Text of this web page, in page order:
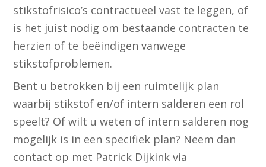
stikstofrisico’s contractueel vast te leggen, of
is het juist nodig om bestaande contracten te
herzien of te beëindigen vanwege
stikstofproblemen.
Bent u betrokken bij een ruimtelijk plan
waarbij stikstof en/of intern salderen een rol
speelt? Of wilt u weten of intern salderen nog
mogelijk is in een specifiek plan? Neem dan
contact op met Patrick Dijkink via